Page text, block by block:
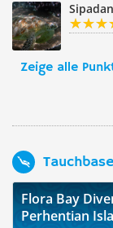
Zeige alle
Flora Bay
Perhentian